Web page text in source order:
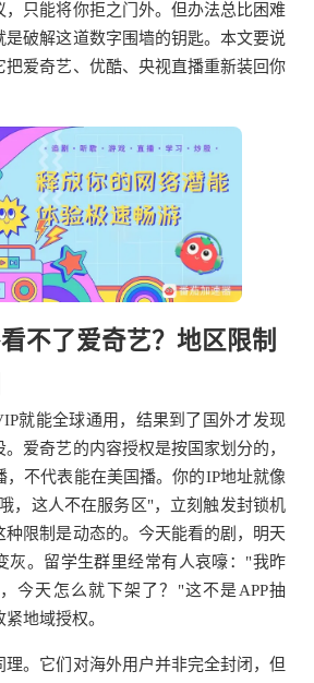
，只能将你拒之门外。但办法总比困难
是破解这道数字围墙的钥匙。本文要说
把爱奇艺、优酷、央视直播重新装回你
不了爱奇艺？地区限制
就能全球通用，结果到了国外才发现
爱奇艺的内容授权是按国家划分的，
，不代表能在美国播。你的IP地址就像
，这人不在服务区"，立刻触发封锁机
种限制是动态的。今天能看的剧，明天
灰。留学生群里经常有人哀嚎："我昨
今天怎么就下架了？"这不是APP抽
地域授权。
理。它们对海外用户并非完全封闭，但